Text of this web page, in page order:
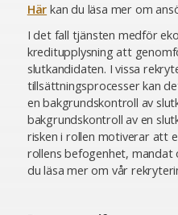
Här kan du läsa mer om
I det fall tjänsten medför
kreditupplysning att
slutkandidaten. I vissa
tillsättningsprocesser kan
en bakgrundskontroll av
bakgrundskontroll av en
risken i rollen motiverar att
rollens befogenhet, mandat
du läsa mer om vår